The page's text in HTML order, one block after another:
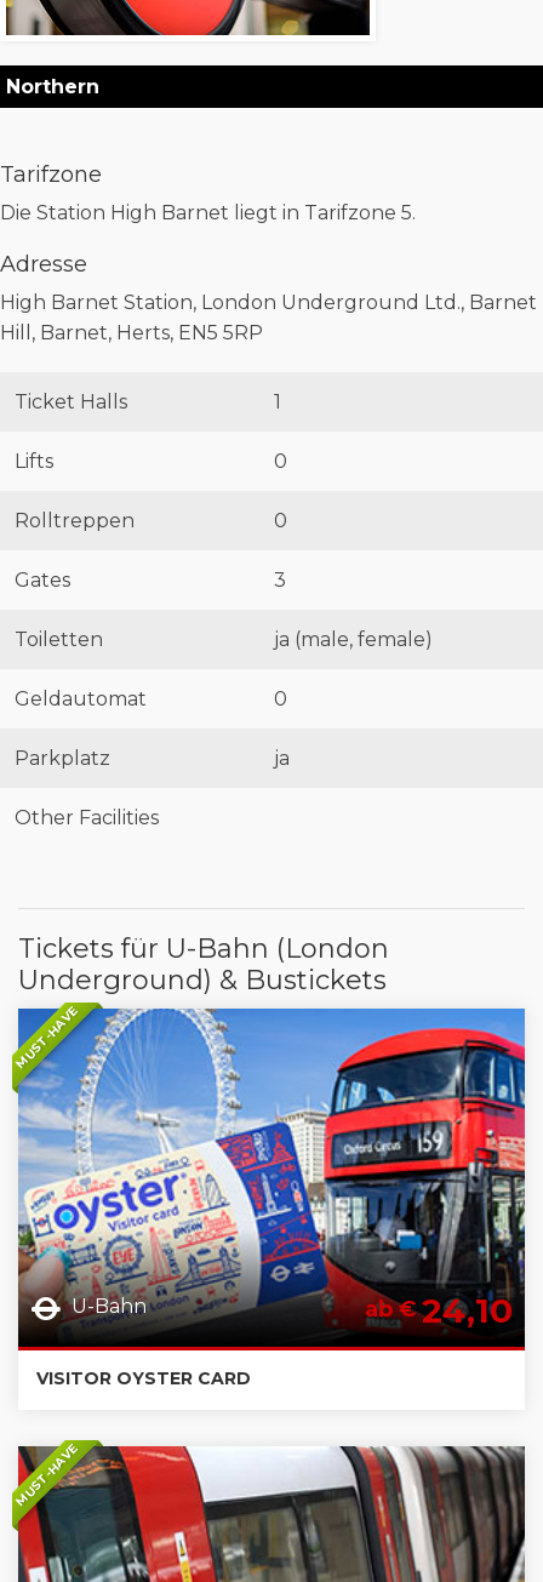
Northern
Tarifzone
Die Station High Barnet liegt in Tarifzone 5.
Adresse
High Barnet Station, London Underground Ltd., Barnet
Hill, Barnet, Herts, EN5 5RP
Ticket Halls 1
Lifts 0
Rolltreppen 0
Gates 3
Toiletten ja (male, female)
Geldautomat 0
Parkplatz ja
Other Facilities
Tickets für U-Bahn (London
Underground) & Bustickets
MUST-HAVE
U-Bahn ab €24,10
VISITOR OYSTER CARD
MUST-HAVE